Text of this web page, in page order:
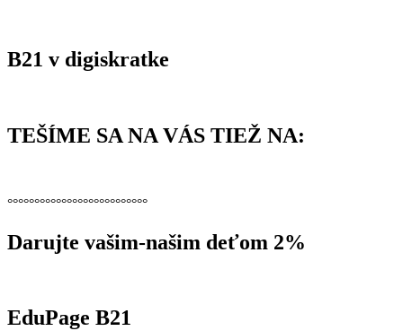
B21 v digiskratke
TEŠÍME SA NA VÁS TIEŽ NA:
°°°°°°°°°°°°°°°°°°°°°°°°°°
Darujte vašim-našim deťom 2%
EduPage B21